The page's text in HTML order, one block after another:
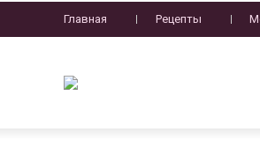
Главная Рецепты